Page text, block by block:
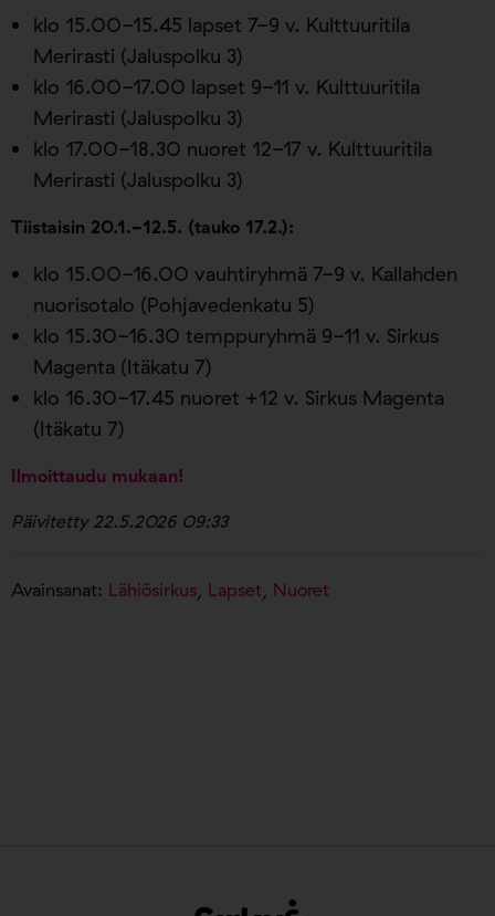
klo 15.00-15.45 lapset 7-9 v. Kulttuuritila
Merirasti (Jaluspolku 3)
klo 16.00-17.00 lapset 9-11 v. Kulttuuritila
Merirasti (Jaluspolku 3)
klo 17.00-18.30 nuoret 12-17 v. Kulttuuritila
Merirasti (Jaluspolku 3)
Tiistaisin 20.1.-12.5. (tauko 17.2.):
klo 15.00-16.00 vauhtiryhmä 7-9 v. Kallahden
nuorisotalo (Pohjavedenkatu 5)
klo 15.30-16.30 temppuryhmä 9-11 v. Sirkus
Magenta (Itäkatu 7)
klo 16.30-17.45 nuoret +12 v. Sirkus Magenta
(Itäkatu 7)
Ilmoittaudu mukaan!
Päivitetty 22.5.2026 09:33
Avainsanat: Lähiösirkus, Lapset, Nuoret